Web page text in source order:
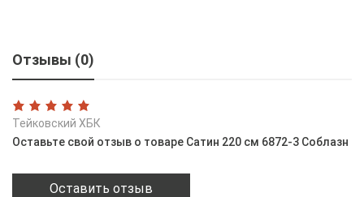
Отзывы (0)
Тейковский ХБК
Оставьте свой отзыв о товаре Сатин 220 см 6872-3 Соблазн
Оставить отзыв